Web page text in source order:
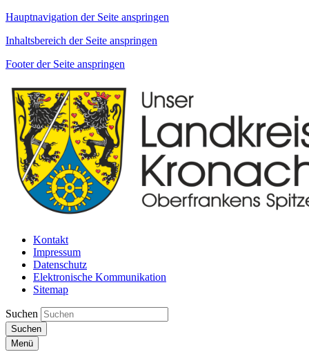
Hauptnavigation der Seite anspringen
Inhaltsbereich der Seite anspringen
Footer der Seite anspringen
Kontakt
Impressum
Datenschutz
Elektronische Kommunikation
Sitemap
Suchen
Suchen
Menü